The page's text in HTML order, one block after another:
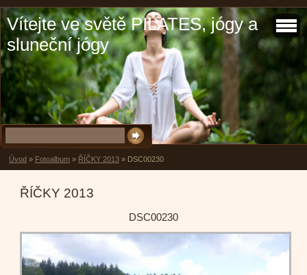
Vítejte ve světě PILATES, jógy a
sluneční jógy
Úvod » Fotoalbum » ŘÍČKY 2013 » DSC00230
ŘÍČKY 2013
DSC00230